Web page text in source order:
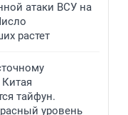
атаки ВСУ на
растет
тайфун.
уровень